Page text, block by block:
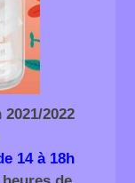
2022
14 à 18h